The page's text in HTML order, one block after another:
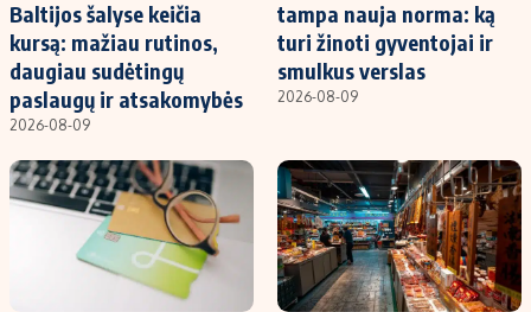
Baltijos šalyse keičia
kursą: mažiau rutinos,
daugiau sudėtingų
paslaugų ir atsakomybės
2026-08-09
tampa nauja norma: ką
turi žinoti gyventojai ir
smulkus verslas
2026-08-09